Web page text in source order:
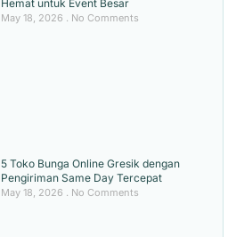
Hemat untuk Event Besar
May 18, 2026 No Comments
5 Toko Bunga Online Gresik dengan
Pengiriman Same Day Tercepat
May 18, 2026 No Comments